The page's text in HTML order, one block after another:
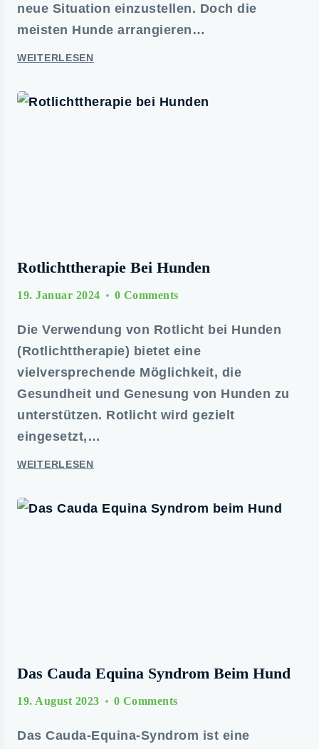
neue Situation einzustellen. Doch die
meisten Hunde arrangieren…
WEITERLESEN
Rotlichttherapie Bei Hunden
19. Januar 2024 0 Comments
Die Verwendung von Rotlicht bei Hunden
(Rotlichttherapie) bietet eine
vielversprechende Möglichkeit, die
Gesundheit und Genesung von Hunden zu
unterstützen. Rotlicht wird gezielt
eingesetzt,…
WEITERLESEN
Das Cauda Equina Syndrom Beim Hund
19. August 2023 0 Comments
Das Cauda-Equina-Syndrom ist eine